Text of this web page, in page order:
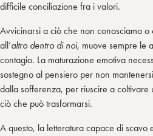
difficile conciliazione fra i valori.
Avvicinarsi a ciò che non conosciamo o
all’altro dentro di noi, muove sempre le
contagio. La maturazione emotiva
sostegno al pensiero per non
dalla sofferenza, per riuscire a
ciò che può trasformarsi.
A questo, la letteratura capace di